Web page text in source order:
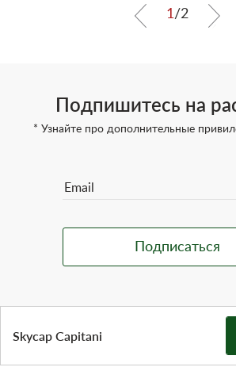
1/2
Подпишитесь на
* Узнайте про дополнительные
Skycap Capitani